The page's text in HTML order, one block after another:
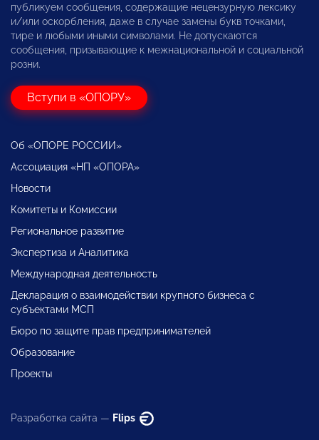
публикуем сообщения, содержащие нецензурную лексику
и/или оскорбления, даже в случае замены букв точками,
тире и любыми иными символами. Не допускаются
сообщения, призывающие к межнациональной и социальной
розни.
Вступи в «ОПОРУ»
Об «ОПОРЕ РОССИИ»
Ассоциация «НП «ОПОРА»
Новости
Комитеты и Комиссии
Региональное развитие
Экспертиза и Аналитика
Международная деятельность
Декларация о взаимодействии крупного бизнеса с
субъектами МСП
Бюро по защите прав предпринимателей
Образование
Проекты
Разработка сайта — Flips